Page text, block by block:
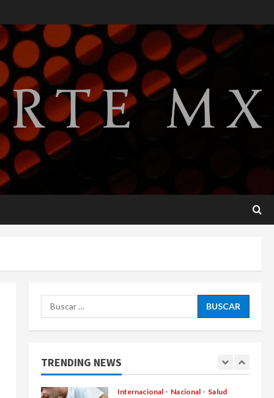
Buscar:
TRENDING NEWS
2
ciclosporiasis y descarta
vínculo con brote en EU
agosto 6, 2026
3
Internacional Nacional
EE.UU. ofrece más de 100
millones de dólares en
recompensas por líderes del
CJNG
científico jefe
inspecciones del USDA en
1
ganar amparo
Internacional Nacional Salud